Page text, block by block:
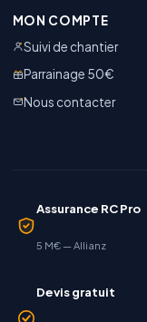
MON COMPTE
Suivi de chantier
Parrainage 50€
Nous contacter
Assurance RC Pro
5 M€ — Allianz
Devis gratuit